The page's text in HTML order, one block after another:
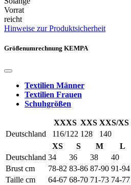
Vorrat
reicht
Hinweise zur Produktsicherheit
Größenumrechnung KEMPA
Textilien Männer
Textilien Frauen
Schuhgrößen
XXXS XXS XXS/XS
Deutschland
116/122 128 140
XS
S M L
Deutschland 34 36 38 40
Brust cm
78-82 83-86 87-90 91-94
Taille cm
64-67 68-70 71-73 74-77